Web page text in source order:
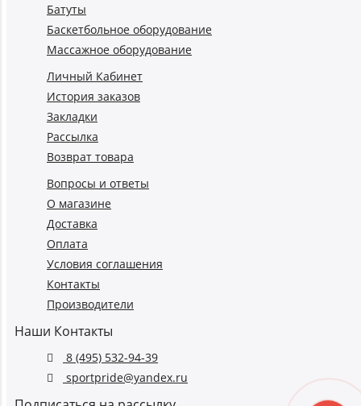
Батуты
Баскетбольное оборудование
Массажное оборудование
Личный Кабинет
История заказов
Закладки
Рассылка
Возврат товара
Вопросы и ответы
О магазине
Доставка
Оплата
Условия соглашения
Контакты
Производители
Наши Контакты
8 (495) 532-94-39
sportpride@yandex.ru